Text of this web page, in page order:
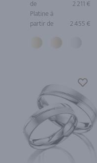
de
2 211 €
Platine à
partir de
2 455 €